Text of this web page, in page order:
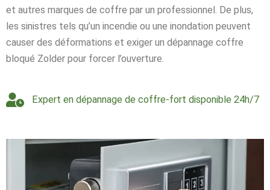
et autres marques de coffre par un professionnel. De plus,
les sinistres tels qu’un incendie ou une inondation peuvent
causer des déformations et exiger un dépannage coffre
bloqué Zolder pour forcer l’ouverture.
Expert en dépannage de coffre-fort disponible 24h/7